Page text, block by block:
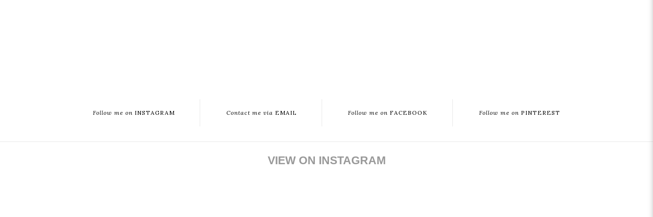
Follow me on INSTAGRAM Contact me via EMAIL Follow me on FACEBOOK Follow me on PINTEREST
VIEW ON INSTAGRAM